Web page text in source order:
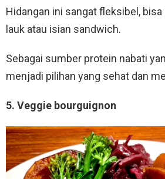
Hidangan ini sangat fleksibel,
lauk atau isian sandwich.
Sebagai sumber protein nabati
menjadi pilihan yang sehat dan
5. Veggie bourguignon